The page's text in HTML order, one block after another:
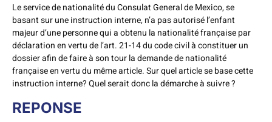
Le service de nationalité du Consulat General de Mexico, se
basant sur une instruction interne, n’a pas autorisé l’enfant
majeur d’une personne qui a obtenu la nationalité française par
déclaration en vertu de l’art. 21-14 du code civil à constituer un
dossier afin de faire à son tour la demande de nationalité
française en vertu du même article. Sur quel article se base cette
instruction interne? Quel serait donc la démarche à suivre ?
REPONSE